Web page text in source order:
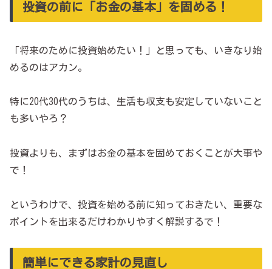
投資の前に「お金の基本」を固める！
「将来のために投資始めたい！」と思っても、いきなり始
めるのはアカン。
特に20代30代のうちは、生活も収支も安定していないこと
も多いやろ？
投資よりも、まずはお金の基本を固めておくことが大事や
で！
というわけで、投資を始める前に知っておきたい、重要な
ポイントを出来るだけわかりやすく解説するで！
簡単にできる家計の見直し